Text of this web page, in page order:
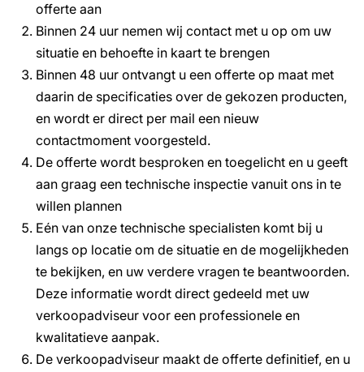
offerte aan
Binnen 24 uur nemen wij contact met u op om uw
situatie en behoefte in kaart te brengen
Binnen 48 uur ontvangt u een offerte op maat met
daarin de specificaties over de gekozen producten,
en wordt er direct per mail een nieuw
contactmoment voorgesteld.
De offerte wordt besproken en toegelicht en u geeft
aan graag een technische inspectie vanuit ons in te
willen plannen
Eén van onze technische specialisten komt bij u
langs op locatie om de situatie en de mogelijkheden
te bekijken, en uw verdere vragen te beantwoorden.
Deze informatie wordt direct gedeeld met uw
verkoopadviseur voor een professionele en
kwalitatieve aanpak.
De verkoopadviseur maakt de offerte definitief, en u